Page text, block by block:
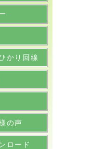
かり回線
の声
ロード